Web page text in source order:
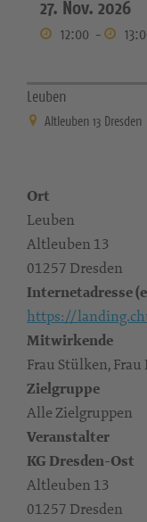
27. Nov. 2026
12:00 -
Leuben
Altleuben 13 Dresden
Ort
Leuben
Altleuben 13
01257 Dresden
Internetadresse
https://
Mitwirkende
Frau Stülken,
Zielgruppe
Alle Zielgruppen
Veranstalter
KG Dresden-Ost
Altleuben 13
01257 Dresden